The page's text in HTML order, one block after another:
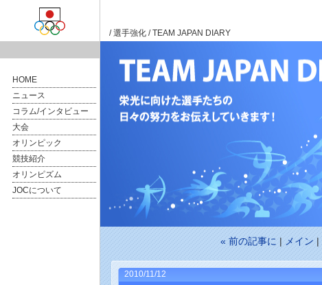
HOME
ニュース
コラム/インタビュー
大会
オリンピック
競技紹介
オリンピズム
JOCについて
/選手強化 / TEAM JAPAN DIARY
« 前の記事に | メイン |
2010/11/12